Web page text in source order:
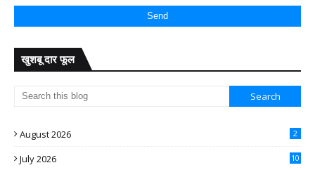
खुशबू दार फूल
August 2026 2
July 2026 10